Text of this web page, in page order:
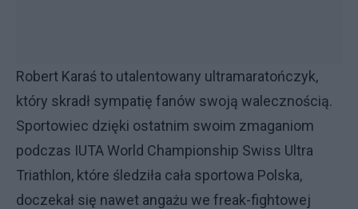
Robert Karaś to utalentowany ultramaratończyk,
który skradł sympatię fanów swoją walecznością.
Sportowiec dzięki ostatnim swoim zmaganiom
podczas IUTA World Championship Swiss Ultra
Triathlon, które śledziła cała sportowa Polska,
doczekał się nawet angażu we freak-fightowej